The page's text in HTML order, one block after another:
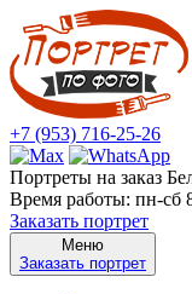
+7 (953) 716-25-26
Портреты на заказ
Время работы: пн-сб
Заказать портрет
Меню
Заказать портрет